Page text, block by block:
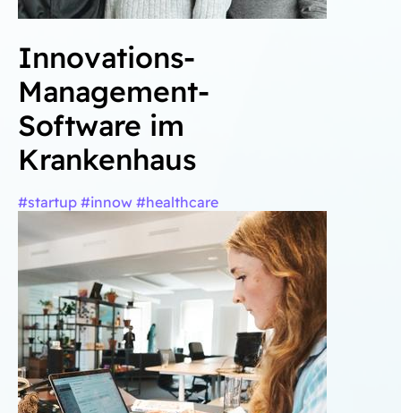
Innovations-
Management-
Software im
Krankenhaus
#startup #innow #healthcare